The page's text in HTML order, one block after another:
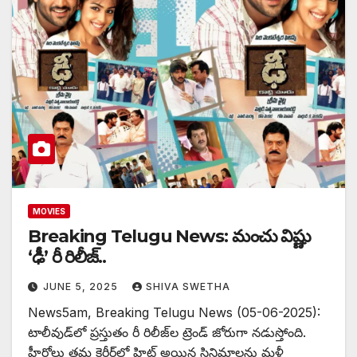
MOVIES
Breaking Telugu News: మంచు విష్ణు
‘ఢీ’ రీ రిలీజ్‌..
JUNE 5, 2025 SHIVA SWETHA
News5am, Breaking Telugu News (05-06-2025):
టాలీవుడ్‌లో ప్రస్తుతం రీ రిలీజ్‌ల ట్రెండ్ జోరుగా నడుస్తోంది.
హీరోలు తమ కెరీర్‌లో హిట్ అయిన సినిమాలను మళ్లీ